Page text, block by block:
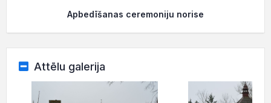
Apbedīšanas ceremoniju norise
Attēlu galerija